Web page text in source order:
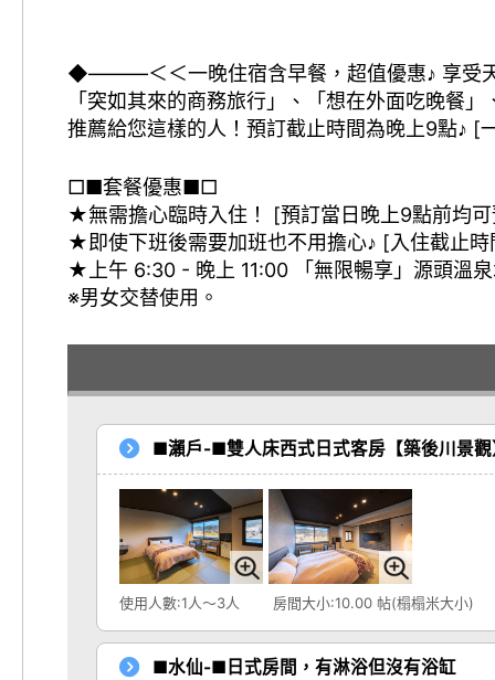
◆―――＜＜一晚住宿含早餐，超值優惠♪ 享
「突如其來的商務旅行」、「想在外面吃晚餐
推薦給您這樣的人！預訂截止時間為晚上9點♪ [
□■套餐優惠■□
★無需擔心臨時入住！ [預訂當日晚上9點前均
★即使下班後需要加班也不用擔心♪ [入住截止
★上午 6:30 - 晚上 11:00 「無限暢享」源頭溫
※男女交替使用。
■瀨戶-■雙人床西式日式客房【築後川景觀
使用人數:1人～3人 房間大小:10.00 帖(榻榻米大小)
■水仙-■日式房間，有淋浴但沒有浴缸